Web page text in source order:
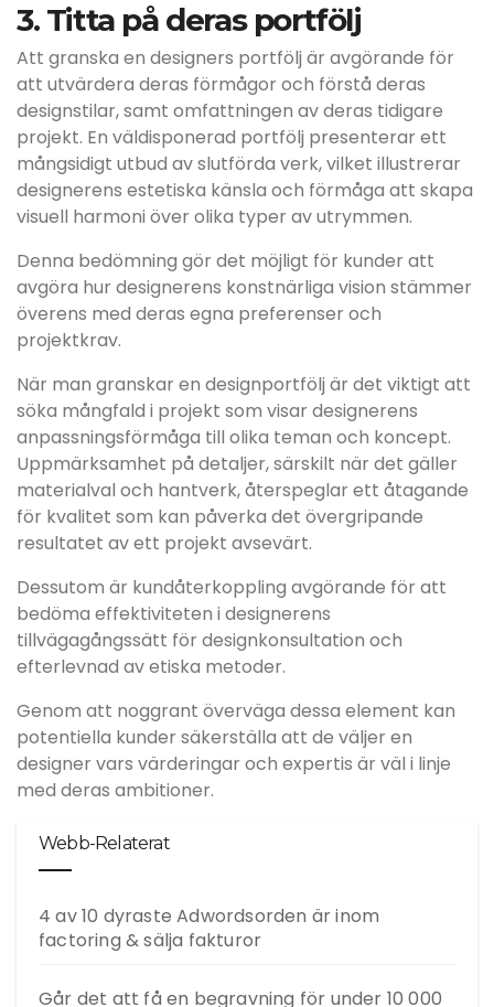
3. Titta på deras portfölj
Att granska en designers portfölj är avgörande för
att utvärdera deras förmågor och förstå deras
designstilar, samt omfattningen av deras tidigare
projekt. En väldisponerad portfölj presenterar ett
mångsidigt utbud av slutförda verk, vilket illustrerar
designerens estetiska känsla och förmåga att skapa
visuell harmoni över olika typer av utrymmen.
Denna bedömning gör det möjligt för kunder att
avgöra hur designerens konstnärliga vision stämmer
överens med deras egna preferenser och
projektkrav.
När man granskar en designportfölj är det viktigt att
söka mångfald i projekt som visar designerens
anpassningsförmåga till olika teman och koncept.
Uppmärksamhet på detaljer, särskilt när det gäller
materialval och hantverk, återspeglar ett åtagande
för kvalitet som kan påverka det övergripande
resultatet av ett projekt avsevärt.
Dessutom är kundåterkoppling avgörande för att
bedöma effektiviteten i designerens
tillvägagångssätt för designkonsultation och
efterlevnad av etiska metoder.
Genom att noggrant överväga dessa element kan
potentiella kunder säkerställa att de väljer en
designer vars värderingar och expertis är väl i linje
med deras ambitioner.
Webb-Relaterat
4 av 10 dyraste Adwordsorden är inom
factoring & sälja fakturor
Går det att få en begravning för under 10 000